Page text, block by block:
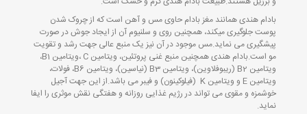
بادام هندی همانند مغز بادام حاوی مس و آهن است که از چروک شدن
پوست جلوگیری میکند، همچنین روی و سلنیوم آن از ایجاد جوش در صورت
پیشگیری می نماید.مس موجود در آن نیز یک منبع عالی جهت رشد و تقویت
مو است.بادام هندی همچنین منبع غنی پروتئین، ویتامین C ،ویتامین B1،
ویتامین B2 (ریبوفلاوین)، ویتامین B3 (نیاسین)، ویتامین B6، فولات،
ویتامین E و ویتامین K (فیلوکینون) و فیبر می باشد.از این جهت آجیل
خوشمزه و مقوی می تواند در رژیم غذایی روزانه و هفتگی نقش موثری را ایفا
نماید.